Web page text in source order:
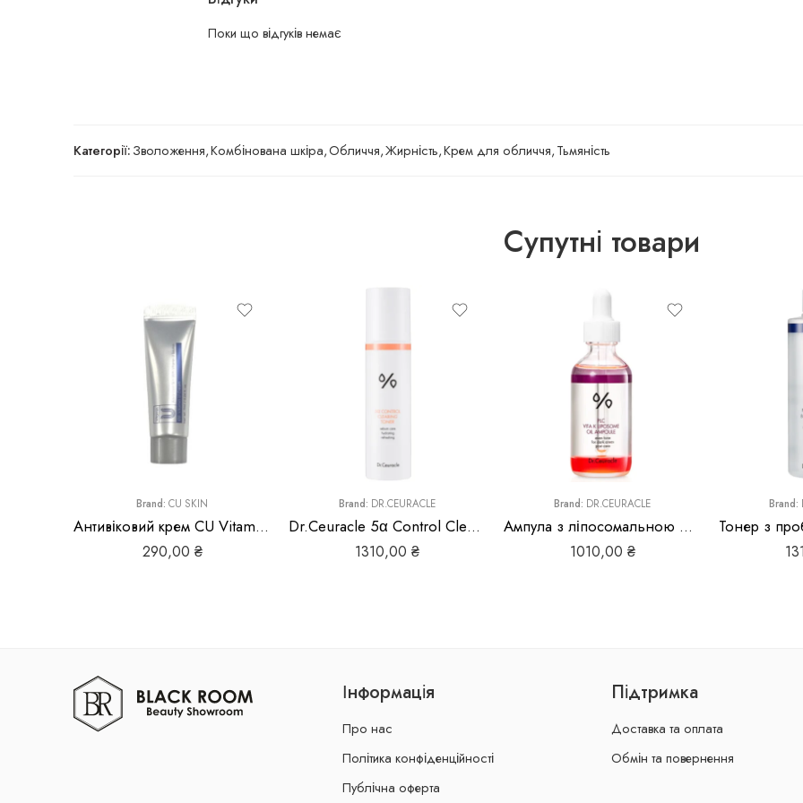
Поки що відгуків немає
Категорії:Зволоження,Комбінована шкіра,Обличчя,Жирність,Крем для обличчя,Тьмяність
Супутні товари
Brand: CU SKIN
Антивіковий крем CU Vitamin U Cream 7 ml
290,00 ₴
Brand: DR.CEURACLE
Dr.Ceuracle 5α Control Clearing Toner, 120 мл
1310,00 ₴
Brand: DR.CEURACLE
Ампула з ліпосомальною формулою вітаміну K Dr.Ceuracle PLC Vita K Liposome Oil Ampoule
1010,00 ₴
Brand:
Інформація
Про нас
Політика конфіденційності
Публічна оферта
Підтримка
Доставка та оплата
Обмін та повернення